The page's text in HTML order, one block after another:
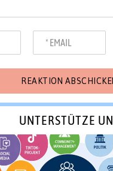
UNTERSTÜTZE